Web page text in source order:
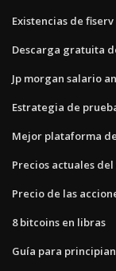
Existencias de fiserv
Descarga gratuita
Jp morgan salario
Estrategia de
Mejor plataforma
Precios actuales
Precio de las
8 bitcoins en libras
Guía para